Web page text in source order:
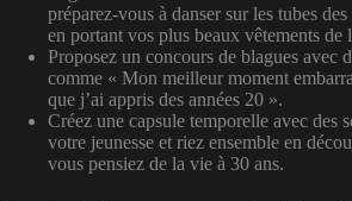
préparez-vous à danser sur les tubes
en portant vos plus beaux vêtements de
Proposez un concours de blagues avec
comme « Mon meilleur moment
que j’ai appris des années 20 ».
Créez une capsule temporelle avec des
votre jeunesse et riez ensemble en
vous pensiez de la vie à 30 ans.